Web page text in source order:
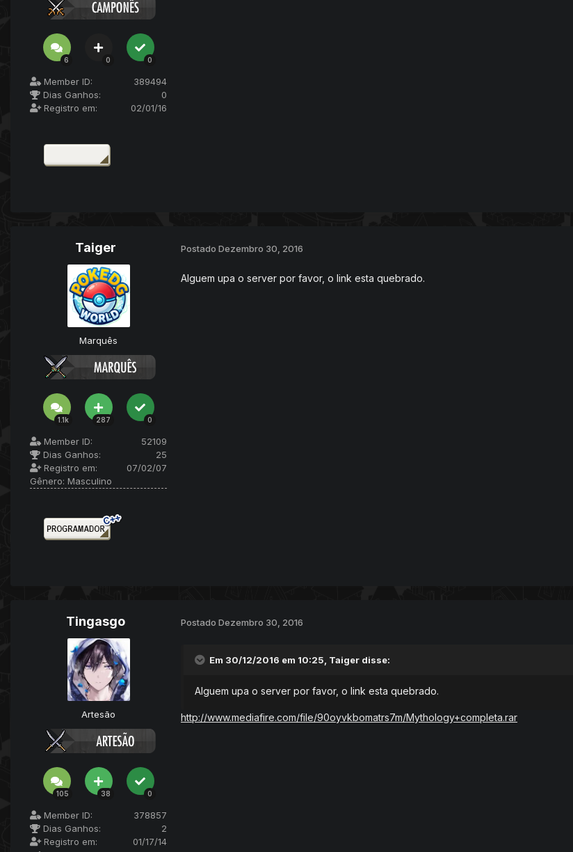
6 0 0
Member ID:
389494
Dias Ganhos:
0
Registro em:
02/01/16
Taiger
Marquês
1.1k 287 0
Member ID:
52109
Dias Ganhos:
25
Registro em:
07/02/07
Gênero: Masculino
Postado Dezembro 30, 2016
Alguem upa o server por favor, o link esta quebrado.
Tingasgo
Artesão
105 38 0
Member ID:
378857
Dias Ganhos:
2
Registro em:
01/17/14
Postado Dezembro 30, 2016
Em 30/12/2016 em 10:25, Taiger disse:
Alguem upa o server por favor, o link esta quebrado.
http://www.mediafire.com/file/90oyvkbomatrs7m/Mythology+completa.rar